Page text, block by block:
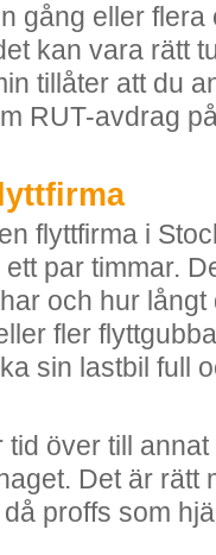
gång eller
kan vara rätt
tillåter att du
RUT-avdrag
flyttfirma i
par timmar.
och hur långt
fler
sin lastbil full
över till
Det är rätt
proffs som